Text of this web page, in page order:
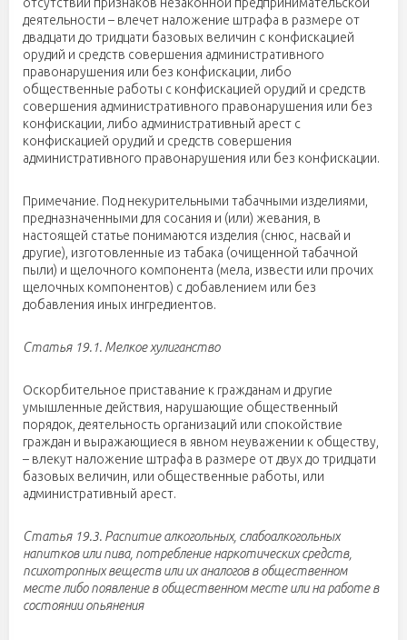
деятельности – влечет наложение штрафа в размере от
двадцати до тридцати базовых величин с конфискацией
орудий и средств совершения административного
правонарушения или без конфискации, либо
общественные работы с конфискацией орудий и средств
совершения административного правонарушения или без
конфискации, либо административный арест с
конфискацией орудий и средств совершения
административного правонарушения или без конфискации.
Примечание. Под некурительными табачными изделиями,
предназначенными для сосания и (или) жевания, в
настоящей статье понимаются изделия (снюс, насвай и
другие), изготовленные из табака (очищенной табачной
пыли) и щелочного компонента (мела, извести или прочих
щелочных компонентов) с добавлением или без
добавления иных ингредиентов.
Статья 19.1. Мелкое хулиганство
Оскорбительное приставание к гражданам и другие
умышленные действия, нарушающие общественный
порядок, деятельность организаций или спокойствие
граждан и выражающиеся в явном неуважении к обществу,
– влекут наложение штрафа в размере от двух до тридцати
базовых величин, или общественные работы, или
административный арест.
Статья 19.3. Распитие алкогольных, слабоалкогольных
напитков или пива, потребление наркотических средств,
психотропных веществ или их аналогов в общественном
месте либо появление в общественном месте или на работе в
состоянии опьянения